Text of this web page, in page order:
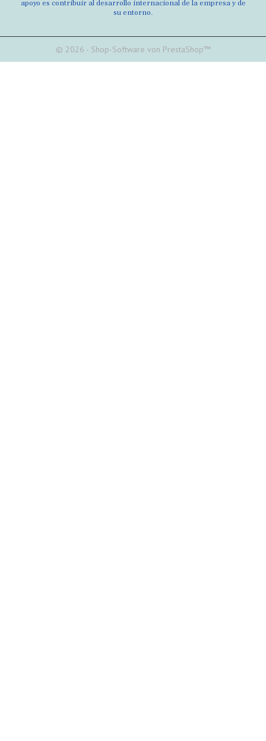
apoyo es contribuir al desarrollo internacional de la empresa y de
su entorno.
© 2026 - Shop-Software von PrestaShop™